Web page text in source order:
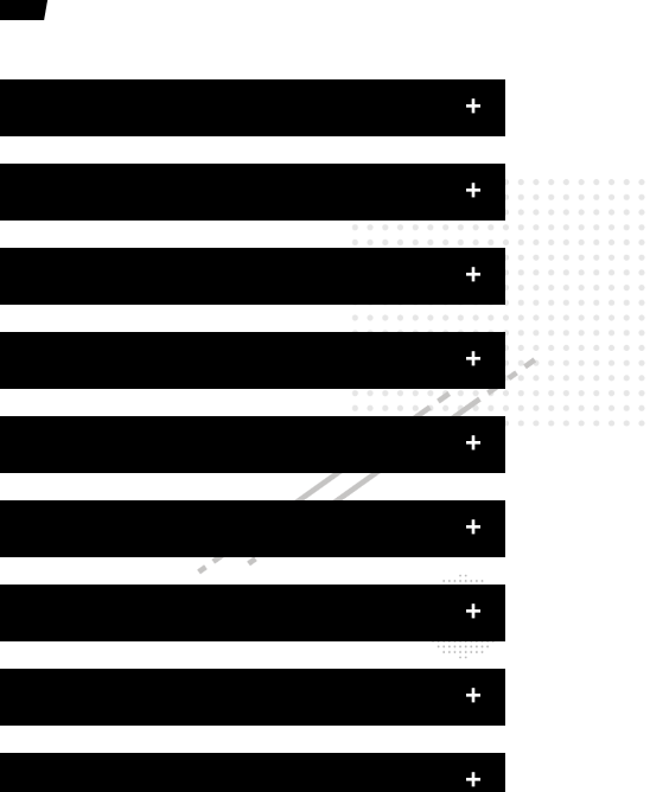
読み、内容をご確認ください。